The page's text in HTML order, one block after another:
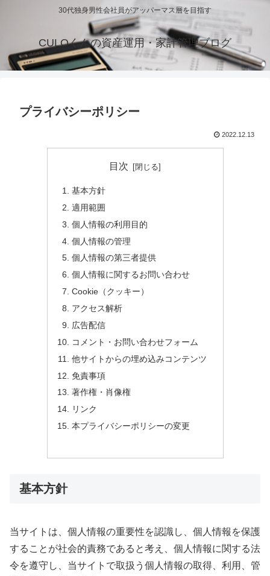
30代独身男性会社員がアッパーマス層を目指す
CULOくんの資産運用・家計管理ブログ
プライバシーポリシー
2022.12.13
目次
基本方針
適用範囲
個人情報の利用目的
個人情報の管理
個人情報の第三者提供
個人情報に関するお問い合わせ
Cookie（クッキー）
アクセス解析
広告配信
コメント・お問い合わせフォーム
他サイトからの埋め込みコンテンツ
免責事項
著作権・肖像権
リンク
本プライバシーポリシーの変更
基本方針
当サイトは、個人情報の重要性を認識し、個人情報を保護
することが社会的責務であると考え、個人情報に関する法
令を遵守し、当サイトで取扱う個人情報の取得、利用、管